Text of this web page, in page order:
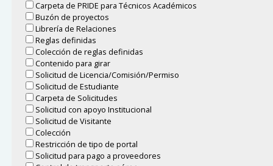
Carpeta de PRIDE para Técnicos Académicos
Buzón de proyectos
Librería de Relaciones
Reglas definidas
Colección de reglas definidas
Contenido para girar
Solicitud de Licencia/Comisión/Permiso
Solicitud de Estudiante
Carpeta de Solicitudes
Solicitud con apoyo Institucional
Solicitud de Visitante
Colección
Restricción de tipo de portal
Solicitud para pago a proveedores